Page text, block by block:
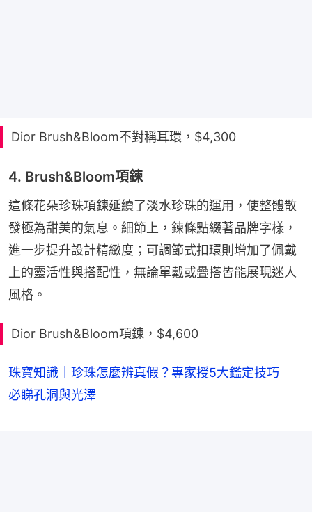
Dior Brush&Bloom不對稱耳環，$4,300
4. Brush&Bloom項鍊
這條花朵珍珠項鍊延續了淡水珍珠的運用，使整體散
發極為甜美的氣息。細節上，鍊條點綴著品牌字樣，
進一步提升設計精緻度；可調節式扣環則增加了佩戴
上的靈活性與搭配性，無論單戴或疊搭皆能展現迷人
風格。
Dior Brush&Bloom項鍊，$4,600
珠寶知識｜珍珠怎麼辨真假？專家授5大鑑定技巧
必睇孔洞與光澤